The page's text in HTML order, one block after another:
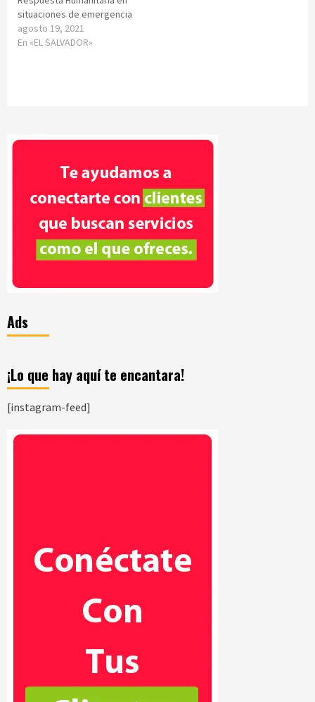
situaciones de emergencia
agosto 19, 2021
En «EL SALVADOR»
Ads
¡Lo que hay aquí te encantara!
[instagram-feed]